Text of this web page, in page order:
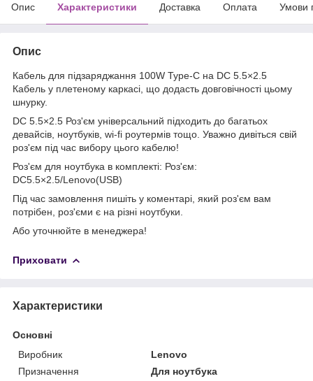
Опис Характеристики Доставка Оплата Умови
Опис
Кабель для підзаряджання 100W Type-C на DC 5.5×2.5
Кабель у плетеному каркасі, що додасть довговічності цьому
шнурку.
DC 5.5×2.5 Роз'єм універсальний підходить до багатьох
девайсів, ноутбуків, wi-fi роутермів тощо. Уважно дивіться свій
роз'єм під час вибору цього кабелю!
Роз'єм для ноутбука в комплекті: Роз'єм:
DC5.5×2.5/Lenovo(USB)
Під час замовлення пишіть у коментарі, який роз'єм вам
потрібен, роз'єми є на різні ноутбуки.
Або уточнюйте в менеджера!
Приховати
Характеристики
Основні
Виробник
Lenovo
Призначення
Для ноутбука